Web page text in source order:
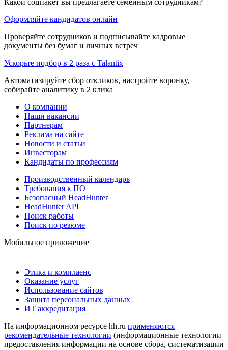
Оформляйте кандидатов онлайн
Проверяйте сотрудников и подписывайте кадровые
документы без бумаг и личных встреч
Ускорьте подбор в 2 раза с Talantix
Автоматизируйте сбор откликов, настройте воронку,
собирайте аналитику в 2 клика
О компании
Наши вакансии
Партнерам
Реклама на сайте
Новости и статьи
Инвесторам
Кандидаты по профессиям
Производственный календарь
Требования к ПО
Безопасный HeadHunter
HeadHunter API
Поиск работы
Поиск по резюме
Мобильное приложение
Этика и комплаенс
Оказание услуг
Использование сайтов
Защита персональных данных
ИТ аккредитация
На информационном ресурсе hh.ru применяются
рекомендательные технологии (информационные технологии
предоставления информации на основе сбора, систематизации